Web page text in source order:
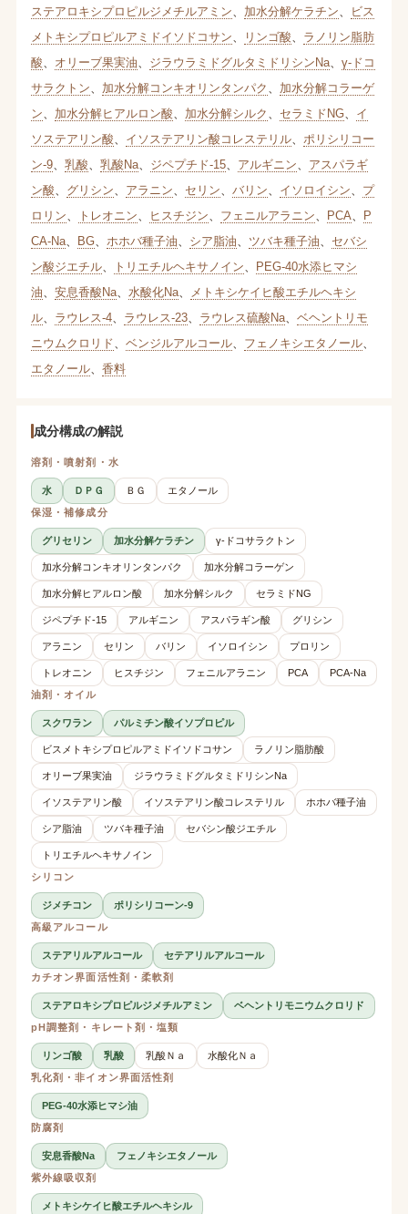
ステアロキシプロピルジメチルアミン
加水分解ケラチン
ビス
メトキシプロピルアミドイソドコサン
リンゴ酸
ラノリン脂肪
酸
オリーブ果実油 ジラウラミドグルタミドリシンNa、 γ-ドコ
サラクトン
加水分解コンキオリンタンパク
加水分解コラーゲ
ン
加水分解ヒアルロン酸 加水分解シルク セラミドNG、 イ
ソステアリン酸
イソステアリン酸コレステリル、 ポリシリコー
ン-9、 乳酸 乳酸Na、 ジペプチド-15、 アルギニン
アスパラギ
ン酸
グリシン アラニン セリン バリン イソロイシン
プ
ロリン
トレオニン ヒスチジン フェニルアラニン PCA
P
CA-Na、 BG、 ホホバ種子油 シア脂油 ツバキ種子油
セバシ
ン酸ジエチル、 トリエチルヘキサノイン
PEG-40水添ヒマシ
油
安息香酸Na、 水酸化Na、
メトキシケイヒ酸エチルヘキシ
ル、 ラウレス-4、 ラウレス-23、 ラウレス硫酸Na、 ベヘントリモ
ニウムクロリド
ベンジルアルコール、 フェノキシエタノール、
エタノール、 香料
成分構成の解説
溶剤・噴射剤・水
水 ＤＰＧ ＢＧ
エタノール
保湿・補修成分
グリセリン 加水分解ケラチン γ-ドコサラクトン
加水分解コンキオリンタンパク 加水分解コラーゲン
加水分解ヒアルロン酸 加水分解シルク セラミドNG
ジペプチド-15 アルギニン アスパラギン酸 グリシン
アラニン セリン バリン イソロイシン プロリン
トレオニン ヒスチジン フェニルアラニン PCA
PCA-Na
油剤・オイル
スクワラン パルミチン酸イソプロピル
ビスメトキシプロピルアミドイソドコサン ラノリン脂肪酸
オリーブ果実油 ジラウラミドグルタミドリシンNa
イソステアリン酸 イソステアリン酸コレステリル ホホバ種子油
シア脂油 ツバキ種子油 セバシン酸ジエチル
トリエチルヘキサノイン
シリコン
ジメチコン
ポリシリコーン-9
高級アルコール
ステアリルアルコール
セテアリルアルコール
カチオン界面活性剤・柔軟剤
ステアロキシプロピルジメチルアミン
ベヘントリモニウムクロリド
pH調整剤・キレート剤・塩類
リンゴ酸 乳酸 乳酸Ｎａ
水酸化Ｎａ
乳化剤・非イオン界面活性剤
PEG-40水添ヒマシ油
防腐剤
安息香酸Na
フェノキシエタノール
紫外線吸収剤
メトキシケイヒ酸エチルヘキシル